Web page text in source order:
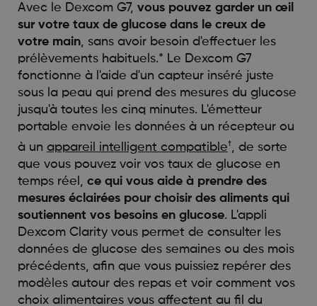
Avec le Dexcom G7, vous pouvez garder un œil
sur votre taux de glucose dans le creux de
votre main, sans avoir besoin d'effectuer les
prélèvements habituels.* Le Dexcom G7
fonctionne à l'aide d'un capteur inséré juste
sous la peau qui prend des mesures du glucose
jusqu'à toutes les cinq minutes. L'émetteur
portable envoie les données à un récepteur ou
à un appareil intelligent compatible†, de sorte
que vous pouvez voir vos taux de glucose en
temps réel, ce qui vous aide à prendre des
mesures éclairées pour choisir des aliments qui
soutiennent vos besoins en glucose. L'appli
Dexcom Clarity vous permet de consulter les
données de glucose des semaines ou des mois
précédents, afin que vous puissiez repérer des
modèles autour des repas et voir comment vos
choix alimentaires vous affectent au fil du